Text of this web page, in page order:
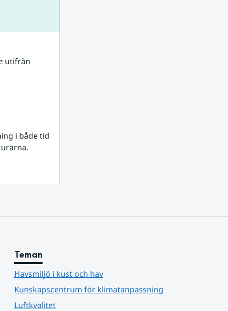
utifrån
i både tid
Teman
Havsmiljö i kust och hav
Kunskapscentrum för klimatanpassning
Luftkvalitet